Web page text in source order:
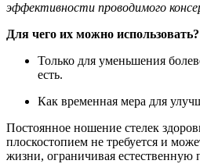
эффективности проводимого
Для чего их можно использовать?
Только для уменьшения
есть.
Как временная мера для
Постоянное ношение стелек
плоскостопием не требуется и
жизни, ограничивая естественную